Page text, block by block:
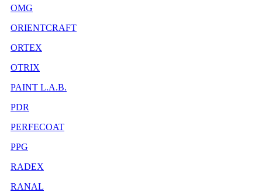
OMG
ORIENTCRAFT
ORTEX
OTRIX
PAINT L.A.B.
PDR
PERFECOAT
PPG
RADEX
RANAL